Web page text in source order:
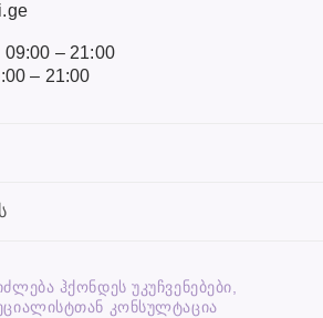
– 21:00
– 21:00
ᲰᲥᲝᲜᲓᲔᲡ ᲣᲙᲣᲩᲕᲔᲜᲔᲑᲔᲑᲘ,
ᲙᲝᲜᲡᲣᲚᲢᲐᲪᲘᲐ